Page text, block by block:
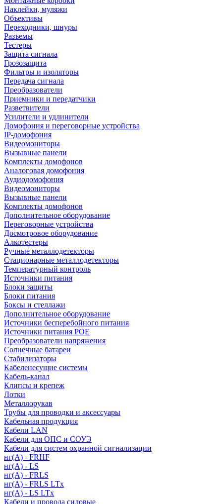
Наклейки, муляжи
Объективы
Переходники, шнуры
Разъемы
Тестеры
Защита сигнала
Грозозащита
Фильтры и изоляторы
Передача сигнала
Преобразователи
Приемники и передатчики
Разветвители
Усилители и удлинители
Домофония и переговорные устройства
IP-домофония
Видеомониторы
Вызывные панели
Комплекты домофонов
Аналоговая домофония
Аудиодомофония
Видеомониторы
Вызывные панели
Комплекты домофонов
Дополнительное оборудование
Переговорные устройства
Досмотровое оборудование
Алкотестеры
Ручные металлодетекторы
Стационарные металлодетекторы
Температурный контроль
Источники питания
Блоки защиты
Блоки питания
Боксы и стеллажи
Дополнительное оборудование
Источники бесперебойного питания
Источники питания POE
Преобразователи напряжения
Солнечные батареи
Стабилизаторы
Кабеленесущие системы
Кабель-канал
Клипсы и крепеж
Лотки
Металлорукав
Трубы для проводки и аксессуары
Кабельная продукция
Кабели LAN
Кабели для ОПС и СОУЭ
Кабели для систем охранной сигнализации
нг(A) - FRHF
нг(A) - LS
нг(А) - FRLS
нг(А) - FRLS LTx
нг(А) - LS LTx
Кабели и провода силовые